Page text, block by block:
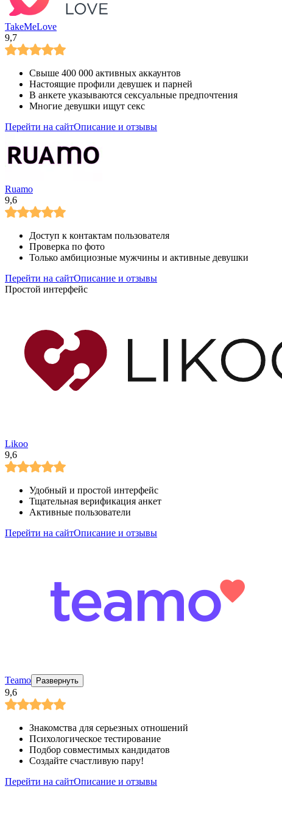
TakeMeLove
9,7
Свыше 400 000 активных аккаунтов
Настоящие профили девушек и парней
В анкете указываются сексуальные предпочтения
Многие девушки ищут секс
Перейти на сайтОписание и отзывы
Ruamo
9,6
Доступ к контактам пользователя
Проверка по фото
Только амбициозные мужчины и активные девушки
Перейти на сайтОписание и отзывы
Простой интерфейс
Likoo
9,6
Удобный и простой интерфейс
Тщательная верификация анкет
Активные пользователи
Перейти на сайтОписание и отзывы
Teamo Развернуть
9,6
Знакомства для серьезных отношений
Психологическое тестирование
Подбор совместимых кандидатов
Создайте счастливую пару!
Перейти на сайтОписание и отзывы